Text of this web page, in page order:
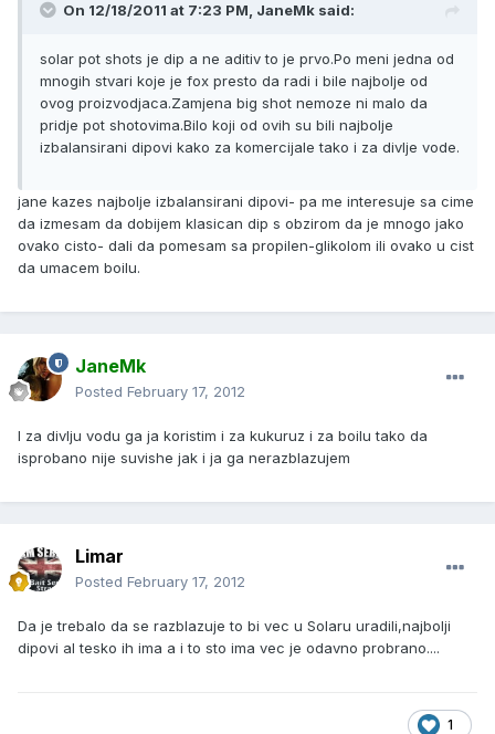
On 12/18/2011 at 7:23 PM, JaneMk said:
solar pot shots je dip a ne aditiv to je prvo.Po meni jedna od
mnogih stvari koje je fox presto da radi i bile najbolje od
ovog proizvodjaca.Zamjena big shot nemoze ni malo da
pridje pot shotovima.Bilo koji od ovih su bili najbolje
izbalansirani dipovi kako za komercijale tako i za divlje vode.
jane kazes najbolje izbalansirani dipovi- pa me interesuje sa cime
da izmesam da dobijem klasican dip s obzirom da je mnogo jako
ovako cisto- dali da pomesam sa propilen-glikolom ili ovako u cist
da umacem boilu.
JaneMk
Posted February 17, 2012
I za divlju vodu ga ja koristim i za kukuruz i za boilu tako da
isprobano nije suvishe jak i ja ga nerazblazujem
Limar
Posted February 17, 2012
Da je trebalo da se razblazuje to bi vec u Solaru uradili,najbolji
dipovi al tesko ih ima a i to sto ima vec je odavno probrano....
1